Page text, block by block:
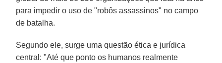
para impedir o uso de "robôs assassinos" no campo
de batalha.
Segundo ele, surge uma questão ética e jurídica
central: "Até que ponto os humanos realmente